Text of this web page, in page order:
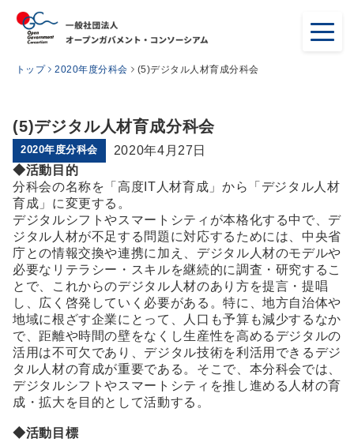
トップ 2020年度分科会 (5)デジタル人材育成分科会
(5)デジタル人材育成分科会
2020年度分科会
2020年4月27日
◆活動目的
分科会の名称を「高度IT人材育成」から「デジタル人材
育成」に変更する。
デジタルシフトやスマートシティが本格化する中で、デ
ジタル人材が不足する問題に対応するためには、中央省
庁との情報交換や連携に加え、デジタル人材のモデルや
必要なリテラシー・スキルを継続的に調査・研究するこ
とで、これからのデジタル人材のあり方を提言・提唱
し、広く啓発していく必要がある。特に、地方自治体や
地域に根ざす企業にとって、人口も予算も減少するなか
で、距離や時間の壁をなくし生産性を高めるデジタルの
活用は不可欠であり、デジタル技術を利活用できるデジ
タル人材の育成が重要である。そこで、本分科会では、
デジタルシフトやスマートシティを推し進める人材の育
成・拡大を目的として活動する。
◆活動目標